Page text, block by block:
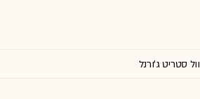
וול סטריט ג'ורנל